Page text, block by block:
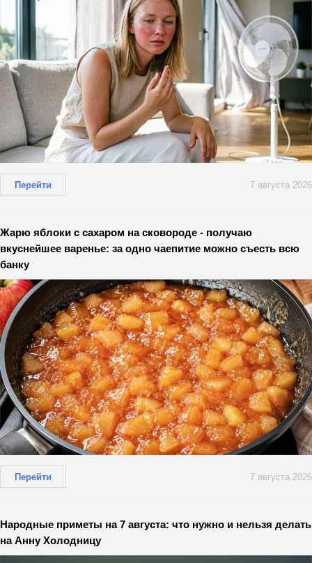
Перейти 7 августа 2026
Жарю яблоки с сахаром на сковороде - получаю
вкуснейшее варенье: за одно чаепитие можно съесть всю
банку
Перейти 7 августа 2026
Народные приметы на 7 августа: что нужно и нельзя делать
на Анну Холодницу